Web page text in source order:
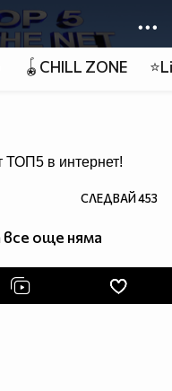
🪀CHILL ZONE
ТОП5 в интернет!
СЛЕДВАЙ453
още няма